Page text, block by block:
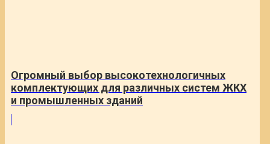
Огромный выбор высокотехнологичных
комплектующих для различных систем ЖКХ
и промышленных зданий